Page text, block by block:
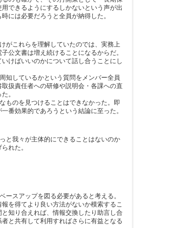
できるようにするしかないという声が出
には必要だろうと全員が納得した。
がこれらを理解していたのでは、実務上
公文書は増え続けることになるからだ。
けばいいのかについて話し合うことにし
知しているかという質問をメンバー全員
扱責任者への研修や説明会・各課への直
。
ものを見つけることはできなかった。即
番効果的であろうという結論に至った。
と我々が主体的にできることはないのか
れた。
スアップを図る必要があると考える。
を得てより良い方法がないか模索するこ
知り合えれば、情報交換したり助言し合
と共有して利用すればさらに有益となる